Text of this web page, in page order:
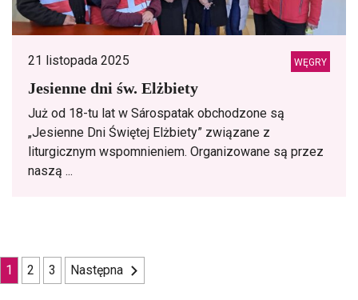
21 listopada 2025 WĘGRY
Jesienne dni św. Elżbiety
Już od 18-tu lat w Sárospatak obchodzone są
„Jesienne Dni Świętej Elżbiety” związane z
liturgicznym wspomnieniem. Organizowane są przez
naszą ...
Nawigacja
1 2 3 Następna